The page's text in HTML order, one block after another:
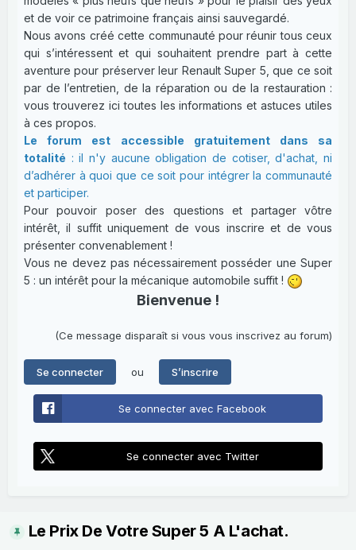
et de voir ce patrimoine français ainsi sauvegardé.
Nous avons créé cette communauté pour réunir tous ceux
qui s’intéressent et qui souhaitent prendre part à cette
aventure pour préserver leur Renault Super 5, que ce soit
par de l’entretien, de la réparation ou de la restauration :
vous trouverez ici toutes les informations et astuces utiles
à ces propos.
Le forum est accessible gratuitement dans sa
totalité : il n'y aucune obligation de cotiser, d'achat, ni
d’adhérer à quoi que ce soit pour intégrer la communauté
et participer.
Pour pouvoir poser des questions et partager vôtre
intérêt, il suffit uniquement de vous inscrire et de vous
présenter convenablement !
Vous ne devez pas nécessairement posséder une Super
5 : un intérêt pour la mécanique automobile suffit !
Bienvenue !
(Ce message disparaît si vous vous inscrivez au forum)
Se connecter ou S’inscrire
Se connecter avec Facebook
Se connecter avec Twitter
Le Prix De Votre Super 5 A L'achat.